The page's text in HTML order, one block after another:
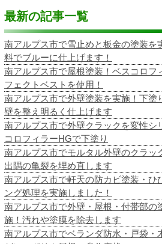
最新の記事一覧
南アルプス市で雪止めと板金の塗装を
料でブルーに仕上げます！
南アルプス市で屋根塗装！ベスコロフ
フェクトベストを使用！
南アルプス市で外壁塗装を実施！下塗
壁を整え明るく仕上げます
南アルプス市で外壁クラックを変性シ
コロフィラーHGで下塗り
南アルプス市でモルタル外壁のクラッ
出隅の亀裂を埋め直します
南アルプス市で軒天の防カビ塗装・ひ
ング処理を実施しました！
南アルプス市で外壁・屋根・付帯部の
施！汚れや塗膜を除去します
南アルプス市でベランダ防水・戸袋・